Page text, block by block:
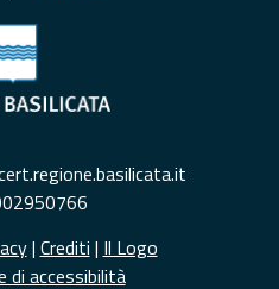
| Crediti | Il Logo
di accessibilità